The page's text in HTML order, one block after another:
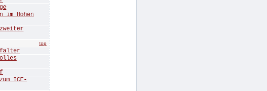
Hohen
top
ICE-